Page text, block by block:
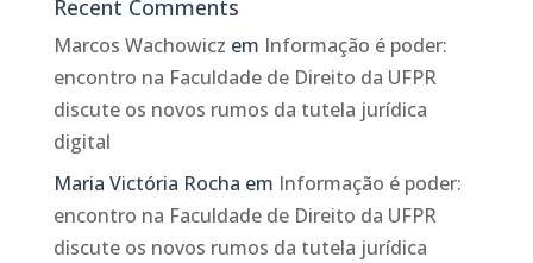
Recent Comments
Marcos Wachowicz em Informação é poder:
encontro na Faculdade de Direito da UFPR
discute os novos rumos da tutela jurídica
digital
Maria Victória Rocha em Informação é poder:
encontro na Faculdade de Direito da UFPR
discute os novos rumos da tutela jurídica